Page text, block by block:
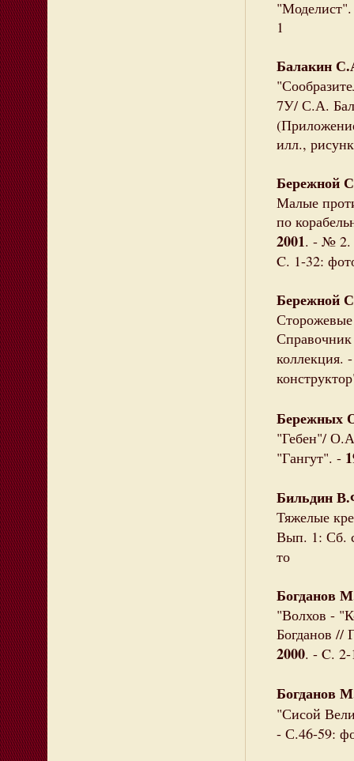
1
Балакин
7У/ С.А.
илл.,
Бережной
Малые
по
2001. - № 2.
C. 1-32:
Бережной
коллекция.
Бережных
"Гебен"/
"Гангут". -
Бильдин
Тяжелые
Вып. 1: Сб.
то
Богданов
"Волхов -
Богданов //
2000. - C. 2-
Богданов
"Сисой
- С.46-59: